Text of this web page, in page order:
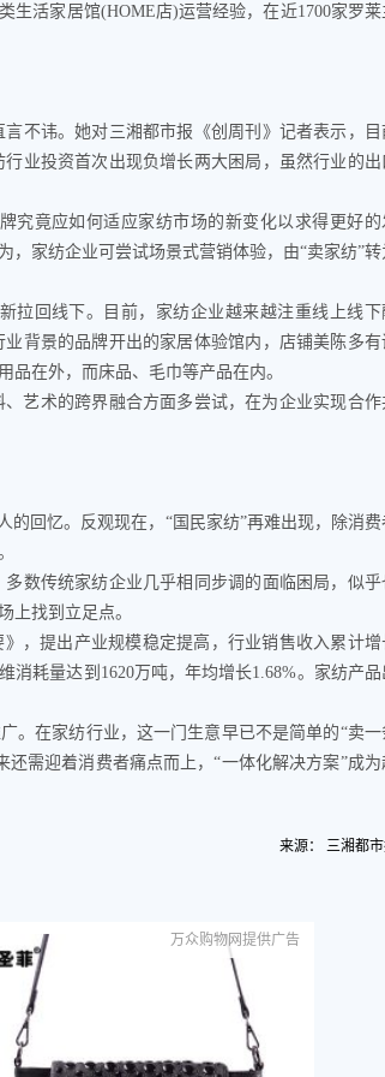
生活家居馆(HOME店)运营经验，在近1700家罗莱
不讳。她对三湘都市报《创周刊》记者表示，目
业投资首次出现负增长两大困局，虽然行业的出
竟应如何适应家纺市场的新变化以求得更好的
家纺企业可尝试场景式营销体验，由“卖家纺”转
回线下。目前，家纺企业越来越注重线上线下
背景的品牌开出的家居体验馆内，店铺美陈多有
在外，而床品、毛巾等产品在内。
艺术的跨界融合方面多尝试，在为企业实现合作
回忆。反观现在，“国民家纺”再难出现，除消费
数传统家纺企业几乎相同步调的面临困局，似乎
上找到立足点。
，提出产业规模稳定提高，行业销售收入累计增
消耗量达到1620万吨，年均增长1.68%。家纺产品
在家纺行业，这一门生意早已不是简单的“卖一
需迎着消费者痛点而上，“一体化解决方案”成为
来源： 三湘都
万众购物网提供广告